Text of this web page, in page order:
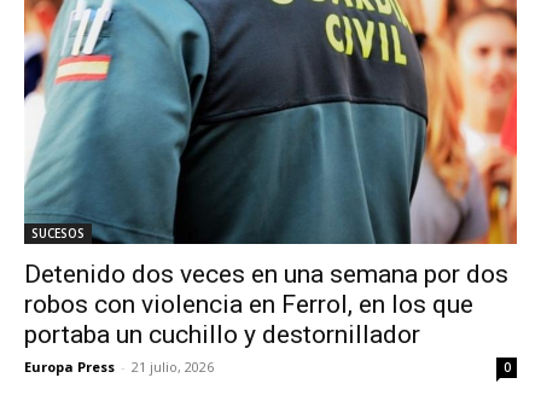
SUCESOS
Detenido dos veces en una semana por dos
robos con violencia en Ferrol, en los que
portaba un cuchillo y destornillador
Europa Press - 21 julio, 2026 0